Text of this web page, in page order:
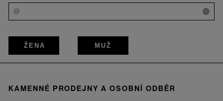
i
ŽENA MUŽ
KAMENNÉ PRODEJNY A OSOBNÍ ODBĚR